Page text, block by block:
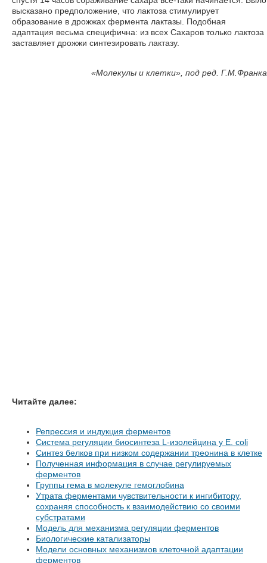
высказано предположение, что лактоза стимулирует
образование в дрожжах фермента лактазы. Подобная
адаптация весьма специфична: из всех Сахаров только лактоза
заставляет дрожжи синтезировать лактазу.
«Молекулы и клетки», под ред. Г.М.Франка
Читайте далее:
Репрессия и индукция ферментов
Система регуляции биосинтеза L-изолейцина у Е. coli
Синтез белков при низком содержании треонина в клетке
Полученная информация в случае регулируемых
ферментов
Группы гема в молекуле гемоглобина
Утрата ферментами чувствительности к ингибитору,
сохраняя способность к взаимодействию со своими
субстратами
Модель для механизма регуляции ферментов
Биологические катализаторы
Модели основных механизмов клеточной адаптации
ферментов